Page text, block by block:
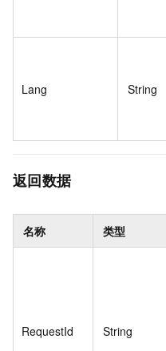
Lang String
返回数据
名称 类型
RequestId String